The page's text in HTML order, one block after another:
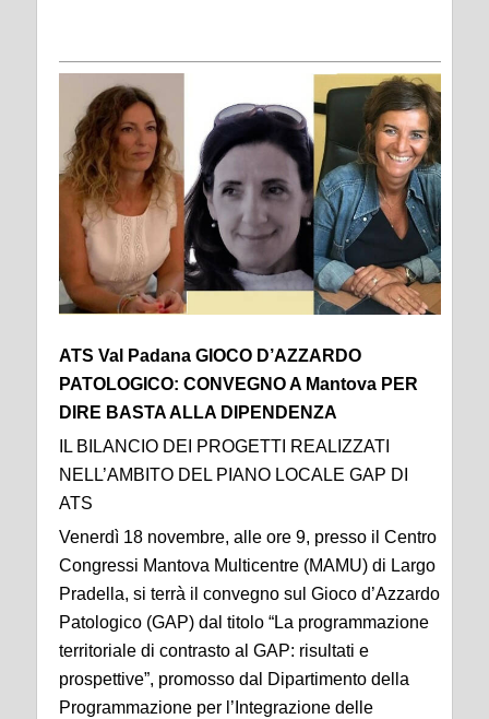
ATS Val Padana GIOCO D’AZZARDO
PATOLOGICO: CONVEGNO A Mantova PER
DIRE BASTA ALLA DIPENDENZA
IL BILANCIO DEI PROGETTI REALIZZATI
NELL’AMBITO DEL PIANO LOCALE GAP DI
ATS
Venerdì 18 novembre, alle ore 9, presso il Centro
Congressi Mantova Multicentre (MAMU) di Largo
Pradella, si terrà il convegno sul Gioco d’Azzardo
Patologico (GAP) dal titolo “La programmazione
territoriale di contrasto al GAP: risultati e
prospettive”, promosso dal Dipartimento della
Programmazione per l’Integrazione delle